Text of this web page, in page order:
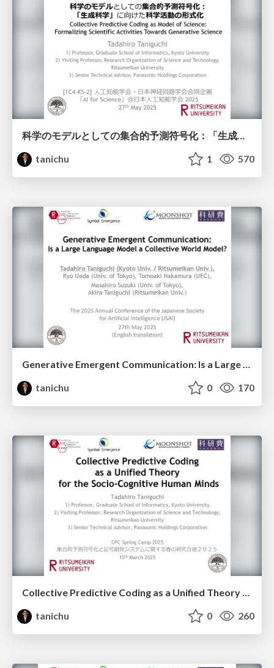
科学のモデルとしての集合的予測符号化：「生成科学」に向けた科学活動の形式化
tanichu
1 570
tanichu
0 170
Collective Predictive Coding as a Unified Theory for the Socio-Cognitive Human Minds
tanichu
0 260